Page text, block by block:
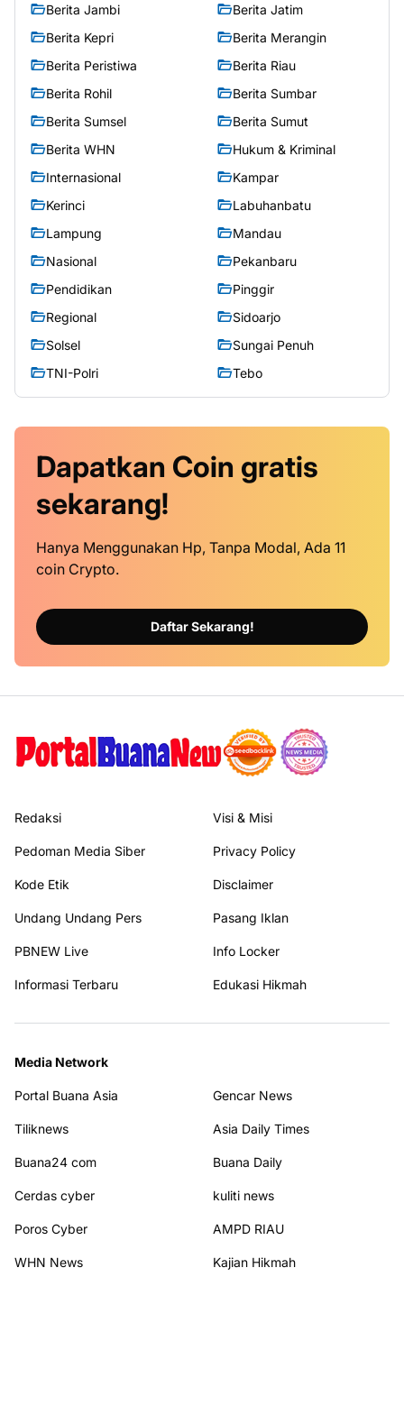
Berita Jambi
Berita Jatim
Berita Kepri
Berita Merangin
Berita Peristiwa
Berita Riau
Berita Rohil
Berita Sumbar
Berita Sumsel
Berita Sumut
Berita WHN
Hukum & Kriminal
Internasional
Kampar
Kerinci
Labuhanbatu
Lampung
Mandau
Nasional
Pekanbaru
Pendidikan
Pinggir
Regional
Sidoarjo
Solsel
Sungai Penuh
TNI-Polri
Tebo
Dapatkan Coin gratis
sekarang!
Hanya Menggunakan Hp, Tanpa Modal, Ada 11
coin Crypto.
Daftar Sekarang!
Redaksi Visi & Misi
Pedoman Media Siber Privacy Policy
Kode Etik Disclaimer
Undang Undang Pers Pasang Iklan
PBNEW Live Info Locker
Informasi Terbaru Edukasi Hikmah
Media Network
Portal Buana Asia Gencar News
Tiliknews Asia Daily Times
Buana24 com Buana Daily
Cerdas cyber kuliti news
Poros Cyber AMPD RIAU
WHN News Kajian Hikmah